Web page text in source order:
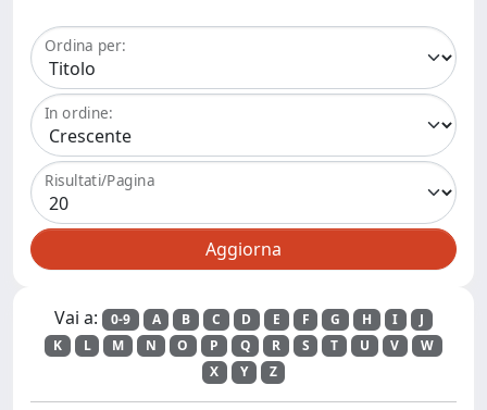
Ordina per:
In ordine:
Risultati/Pagina
Vai a: 0-9 A B C D E F G H I
J
K
L M N O P Q R S T U V
W
X
Y Z